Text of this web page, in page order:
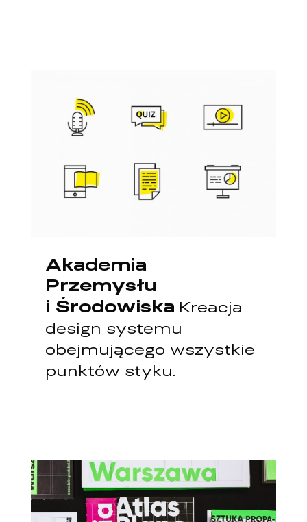
Akademia
Przemysłu
i Środowiska Kreacja
design systemu
obejmującego wszystkie
punktów styku.